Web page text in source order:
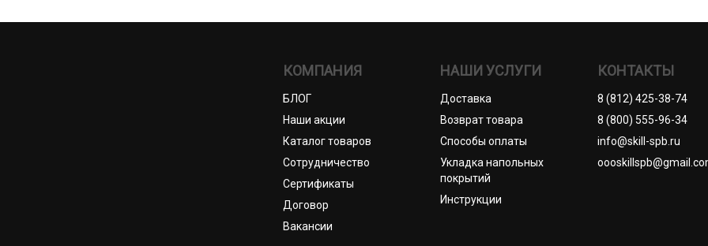
КОМПАНИЯ
БЛОГ
Наши акции
Каталог товаров
Сотрудничество
Сертификаты
Договор
Вакансии
НАШИ УСЛУГИ
Доставка
Возврат товара
Способы оплаты
Укладка напольных
покрытий
Инструкции
КОНТАКТЫ
8 (812) 425-38-74
8 (800) 555-96-34
info@skill-spb.ru